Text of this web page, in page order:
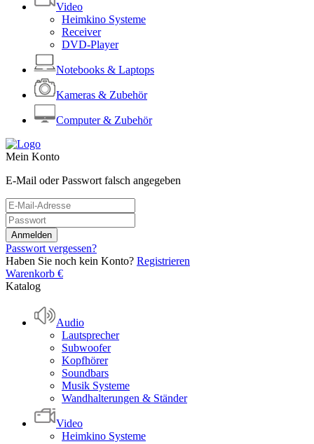
Video
Heimkino Systeme
Receiver
DVD-Player
Notebooks & Laptops
Kameras & Zubehör
Computer & Zubehör
Mein Konto
E-Mail oder Passwort falsch angegeben
Passwort vergessen?
Haben Sie noch kein Konto? Registrieren
Warenkorb €
Katalog
Audio
Lautsprecher
Subwoofer
Kopfhörer
Soundbars
Musik Systeme
Wandhalterungen & Ständer
Video
Heimkino Systeme